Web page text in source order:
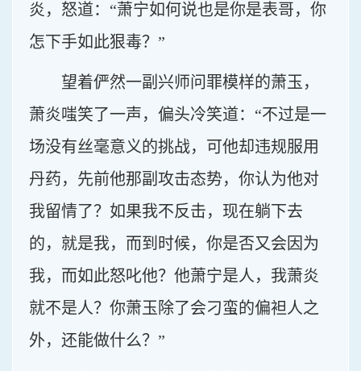
炎，怒道：“萧宁如何说也是你是表哥，你
怎下手如此狠毒？”
望着俨然一副兴师问罪模样的萧玉，
萧炎嗤笑了一声，偏头冷笑道：“不过是一
场没有丝毫意义的挑战，可他却违规服用
丹药，先前他那副攻击态势，你认为他对
我留情了？如果我不反击，现在躺下去
的，就是我，而到时候，你是否又会因为
我，而如此怒叱他？他萧宁是人，我萧炎
就不是人？你萧玉除了会刁蛮的偏袒人之
外，还能做什么？”